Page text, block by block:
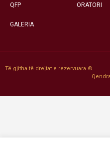
QFP ORATORI
GALERIA
Të gjitha të drejtat e rezervuara ©